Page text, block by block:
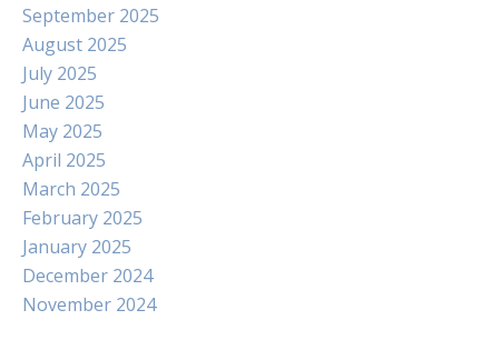
September 2025
August 2025
July 2025
June 2025
May 2025
April 2025
March 2025
February 2025
January 2025
December 2024
November 2024